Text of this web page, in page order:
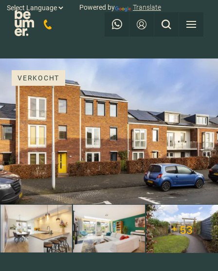
Powered by Translate
VERKOCHT
+ 53